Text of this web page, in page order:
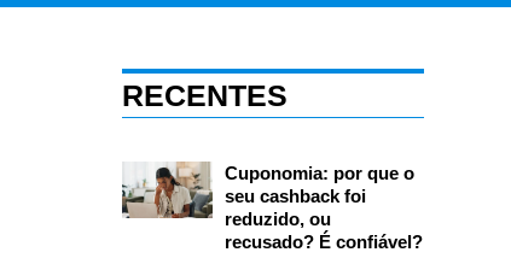
RECENTES
Cuponomia: por que o
seu cashback foi
reduzido, ou
recusado? É confiável?